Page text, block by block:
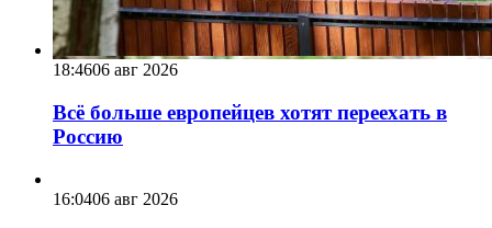
18:4606 авг 2026
Всё больше европейцев хотят переехать в
Россию
16:0406 авг 2026